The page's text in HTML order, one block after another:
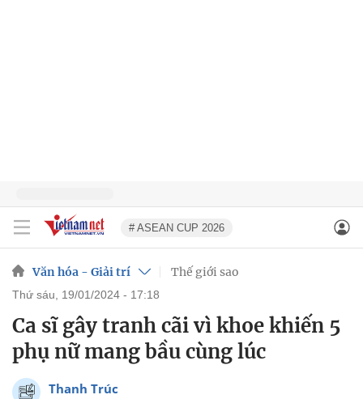
# ASEAN CUP 2026
Văn hóa - Giải trí Thế giới sao
thứ sáu, 19/01/2024 - 17:18
Ca sĩ gây tranh cãi vì khoe khiến 5
phụ nữ mang bầu cùng lúc
Thanh Trúc